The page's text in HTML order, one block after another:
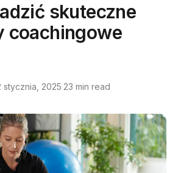
skuteczne
coachingowe
stycznia, 2025·23 min read